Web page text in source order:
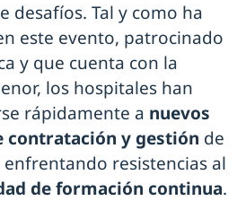
desafíos. Tal y como ha
este evento, patrocinado
y que cuenta con la
los hospitales han
rápidamente a nuevos
contratación y gestión de
resistencias al
de formación continua.